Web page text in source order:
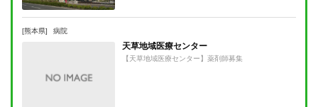
[熊本県] 病院
天草地域医療センター
【天草地域医療センター】薬剤師募集